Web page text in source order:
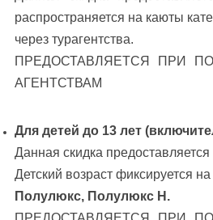
распространяется на каюты
через турагентства.
ПРЕДОСТАВЛЯЕТСЯ ПРИ
АГЕНТСТВАМ
Для детей до 13 лет
Данная скидка
Детский возраст фиксируется
Полулюкс, Полулюкс Н.